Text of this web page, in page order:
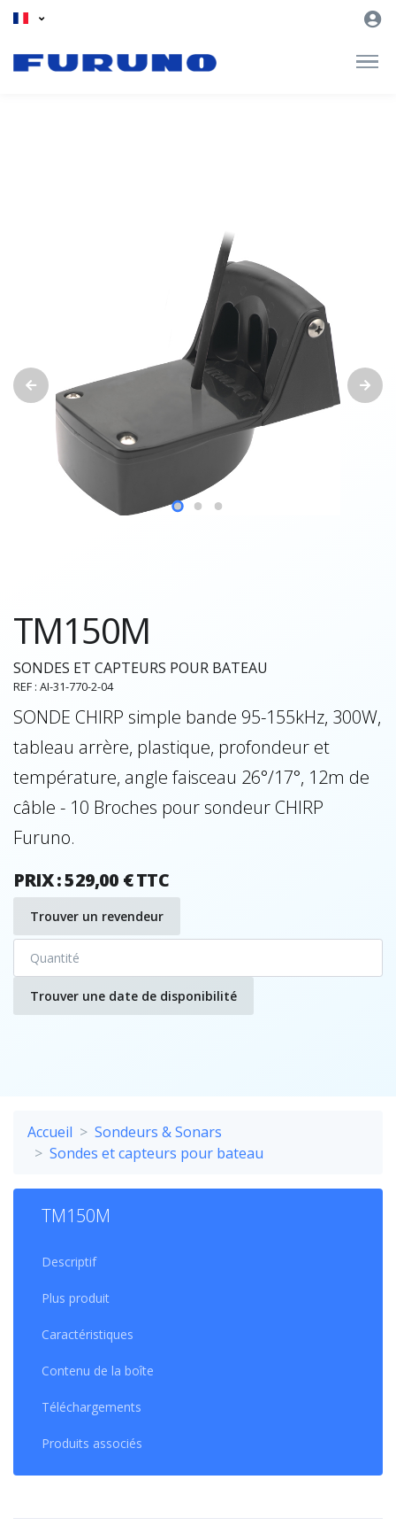
TM150M
SONDES ET CAPTEURS POUR BATEAU
REF : AI-31-770-2-04
SONDE CHIRP simple bande 95-155kHz, 300W,
tableau arrère, plastique, profondeur et
température, angle faisceau 26°/17°, 12m de
câble - 10 Broches pour sondeur CHIRP
Furuno.
PRIX : 529,00 € TTC
Trouver un revendeur
Trouver une date de disponibilité
Accueil
Sondeurs & Sonars
Sondes et capteurs pour bateau
TM150M
Descriptif
Plus produit
Caractéristiques
Contenu de la boîte
Téléchargements
Produits associés